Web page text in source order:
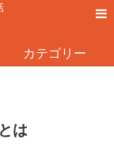
カテゴリー
は